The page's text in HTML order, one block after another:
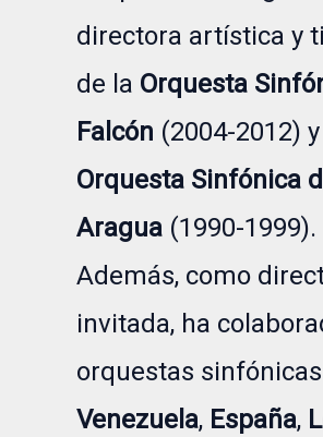
directora artística y
de la Orquesta
Falcón (2004-2012)
Orquesta Sinfónica
Aragua (1990-1999).
Además, como
invitada, ha
orquestas
Venezuela, España,